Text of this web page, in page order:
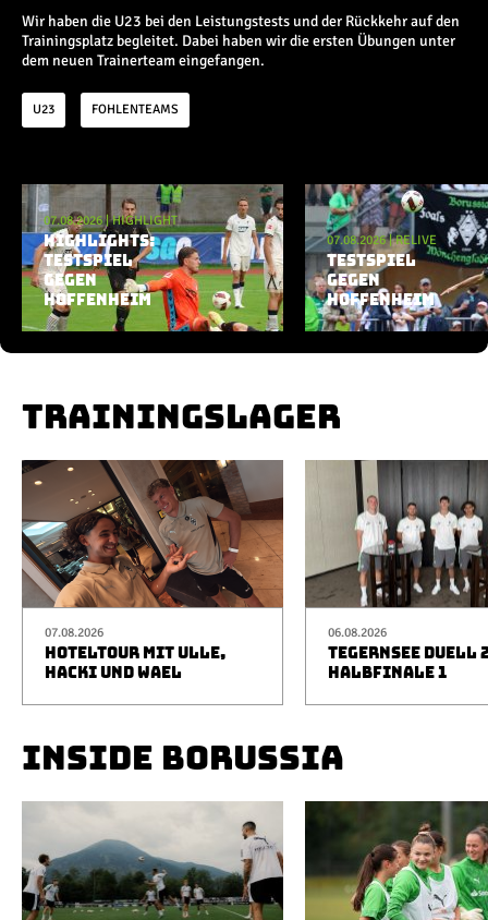
Europa League
Testspiele
Inside
Interviews
Pressekonferenzen
Rund um Borussia
Trainingslager
Buntes
Historie
English
Alle Videos
Wir haben die U23 bei den Leistungstests und der Rückkehr auf den
Trainingsplatz begleitet. Dabei haben wir die ersten Übungen unter
dem neuen Trainerteam eingefangen.
U23 FOHLENTEAMS
Aktuelle Playlist
07.08.2026|HIGHLIGHT
HIGHLIGHTS:
TESTSPIEL
GEGEN
HOFFENHEIM
07.08.2026|RELIVE
TESTSPIEL
GEGEN
HOFFENHEIM
TRAININGSLAGER
07.08.2026
HOTELTOUR MIT ULLE,
HACKI UND WAEL
06.08.2026
TEGERNSEE DUELL
HALBFINALE 1
INSIDE BORUSSIA